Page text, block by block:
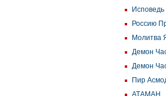
Исповедь
Россию
Молитва
Демон
Демон
Пир
АТАМАН